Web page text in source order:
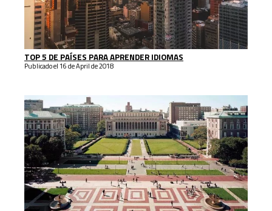
TOP 5 DE PAÍSES PARA APRENDER IDIOMAS
Publicado el 16 de April de 2018